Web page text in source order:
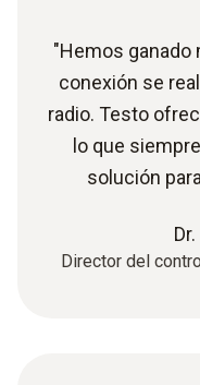
"Hemos ganado
conexión se
radio. Testo
lo que
solución
Director del